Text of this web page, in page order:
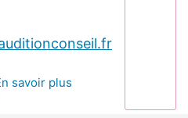
savoir plus